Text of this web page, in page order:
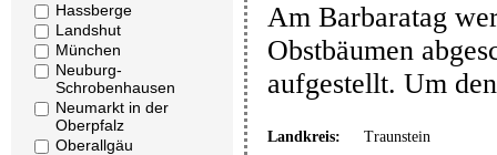
Hassberge
Landshut
München
Neuburg-
Schrobenhausen
Neumarkt in der
Oberpfalz
Oberallgäu
Am Barbaratag
Obstbäumen
aufgestellt. Um
Landkreis: Traunstein